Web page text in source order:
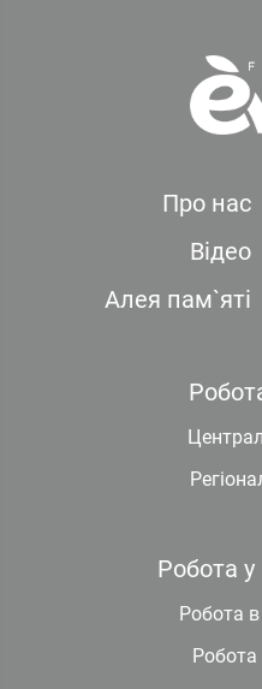
Про нас
Відео
Алея пам`яті
Робота
Робота
Робота